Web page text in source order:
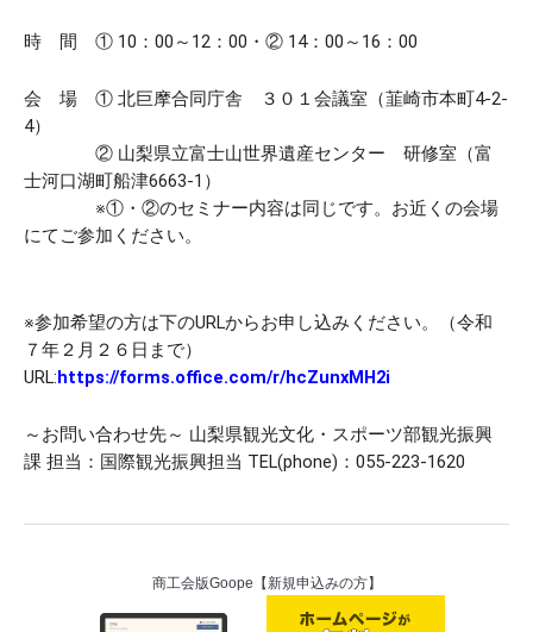
時 間 ① 10：00～12：00・② 14：00～16：00
会 場 ① 北巨摩合同庁舎 ３０１会議室（韮崎市本町4-2-
4）
② 山梨県立富士山世界遺産センター 研修室（富
士河口湖町船津6663-1）
※①・②のセミナー内容は同じです。お近くの会場
にてご参加ください。
※参加希望の方は下のURLからお申し込みください。（令和
７年２月２６日まで）
URL:https://forms.office.com/r/hcZunxMH2i
～お問い合わせ先～ 山梨県観光文化・スポーツ部観光振興
課 担当：国際観光振興担当 TEL(phone)：055-223-1620
商工会版Goope【新規申込みの方】